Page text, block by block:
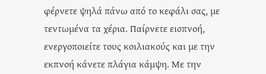
φέρνετε ψηλά πάνω από το κεφάλι σας, με
τεντωμένα τα χέρια. Παίρνετε εισπνοή,
ενεργοποιείτε τους κοιλιακούς και με την
εκπνοή κάνετε πλάγια κάμψη. Με την